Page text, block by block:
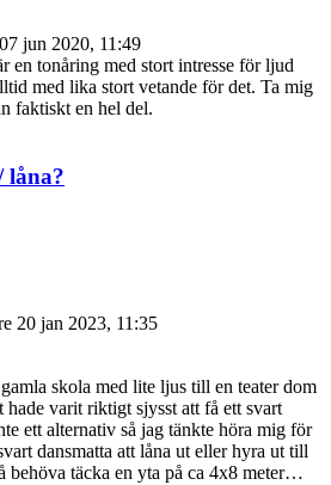
jun 2020, 11:49
en tonåring med stort intresse för ljud
med lika stort vetande för det. Ta mig
faktiskt en hel del.
låna?
20 jan 2023, 11:35
skola med lite ljus till en teater dom
varit riktigt sjysst att få ett svart
ett alternativ så jag tänkte höra mig för
dansmatta att låna ut eller hyra ut till
behöva täcka en yta på ca 4x8 meter…